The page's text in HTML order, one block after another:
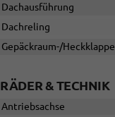
Dachausführung
Dachreling
Gepäckraum-/Heckklappe
RÄDER & TECHNIK
Antriebsachse